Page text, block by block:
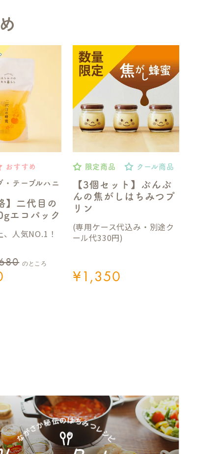
おすすめ
・テーブルハニ
】二代目の
エコパック
人気NO.1！
のところ
限定商品 クール商品
【3個セット】ぶんぶ
んの焦がしはちみつプ
リン
(専用ケース代込み・別途ク
ール代330円)
¥1,350